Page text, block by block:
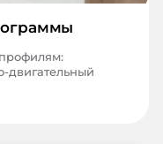
двигательный